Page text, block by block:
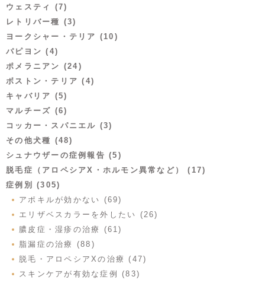
ウェスティ (7)
レトリバー種 (3)
ヨークシャー・テリア (10)
パピヨン (4)
ポメラニアン (24)
ボストン・テリア (4)
キャバリア (5)
マルチーズ (6)
コッカー・スパニエル (3)
その他犬種 (48)
シュナウザーの症例報告 (5)
脱毛症（アロペシアX・ホルモン異常など） (17)
症例別 (305)
アポキルが効かない (69)
エリザベスカラーを外したい (26)
膿皮症・湿疹の治療 (61)
脂漏症の治療 (88)
脱毛・アロペシアXの治療 (47)
スキンケアが有効な症例 (83)